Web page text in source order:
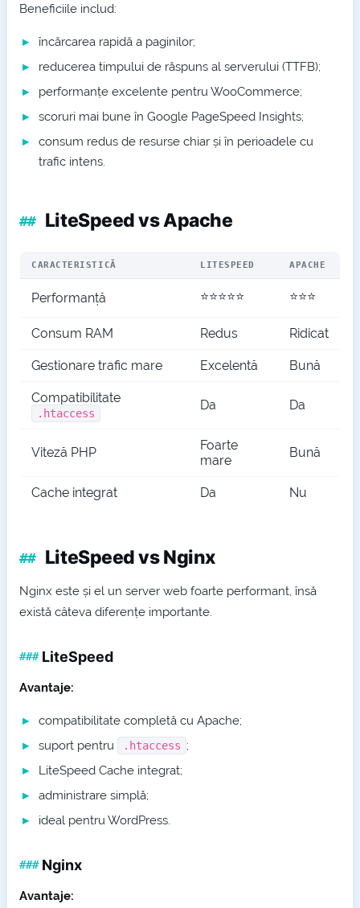
Beneficiile includ:
încărcarea rapidă a paginilor;
reducerea timpului de răspuns al serverului (TTFB);
performanțe excelente pentru WooCommerce;
scoruri mai bune în Google PageSpeed Insights;
consum redus de resurse chiar și în perioadele cu
trafic intens.
LiteSpeed vs Apache
CARACTERISTICĂ LITESPEED APACHE
Performanță ⭐⭐⭐⭐⭐ ⭐⭐⭐
Consum RAM Redus Ridicat
Gestionare trafic mare Excelentă Bună
Compatibilitate
.htaccess
Da Da
Viteză PHP
Foarte
mare
Bună
Cache integrat Da Nu
LiteSpeed vs Nginx
Nginx este și el un server web foarte performant, însă
există câteva diferențe importante.
LiteSpeed
Avantaje:
compatibilitate completă cu Apache;
suport pentru
.htaccess ;
LiteSpeed Cache integrat;
administrare simplă;
ideal pentru WordPress.
Nginx
Avantaje: